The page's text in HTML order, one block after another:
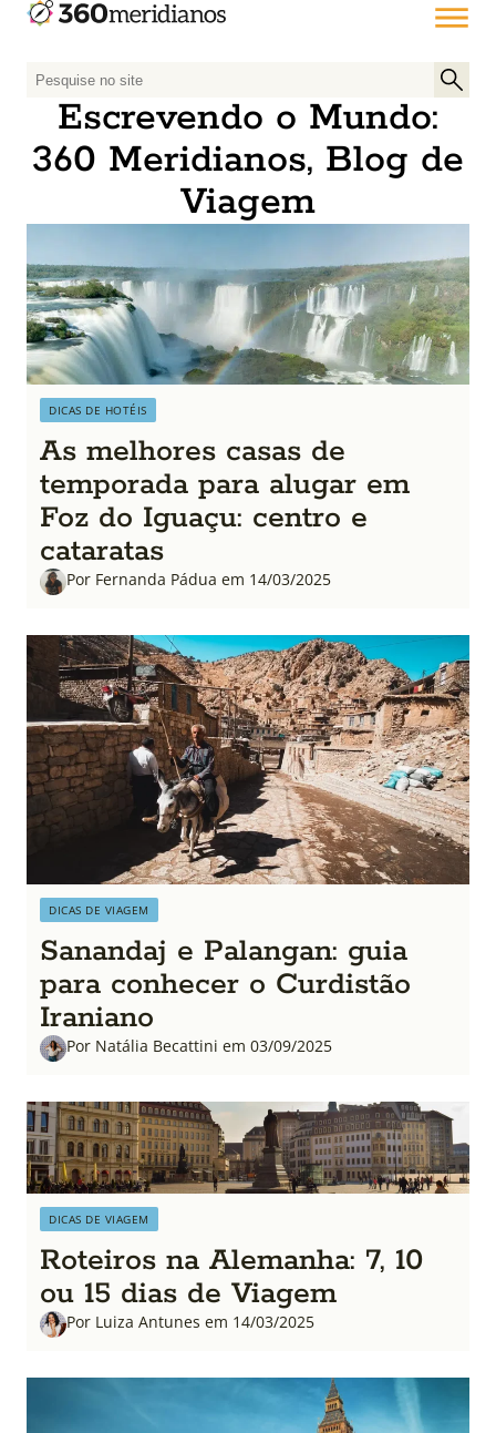
P
q
a
r
p
o
r
:
Escrevendo o Mundo:
360 Meridianos, Blog de
Viagem
DICAS DE HOTÉIS
As melhores casas de
temporada para alugar em
Foz do Iguaçu: centro e
cataratas
Por Fernanda Pádua em 14/03/2025
DICAS DE VIAGEM
Sanandaj e Palangan: guia
para conhecer o Curdistão
Iraniano
Por Natália Becattini em 03/09/2025
DICAS DE VIAGEM
Roteiros na Alemanha: 7, 10
ou 15 dias de Viagem
Por Luiza Antunes em 14/03/2025